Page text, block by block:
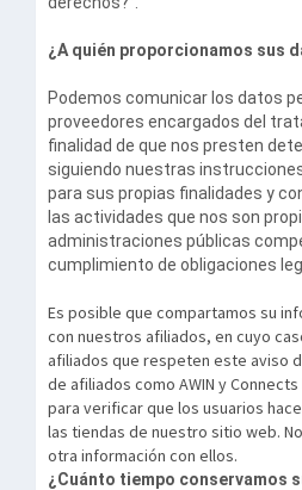
¿A quién proporcionamos sus
Podemos comunicar los datos
proveedores encargados del
finalidad de que nos presten
siguiendo nuestras
para sus propias finalidades y
las actividades que nos son
administraciones públicas
cumplimiento de obligaciones
Es posible que compartamos su
con nuestros afiliados, en cuyo
afiliados que respeten este aviso
de afiliados como AWIN y
para verificar que los usuarios
las tiendas de nuestro sitio web.
otra información con ellos.
¿Cuánto tiempo conservamos